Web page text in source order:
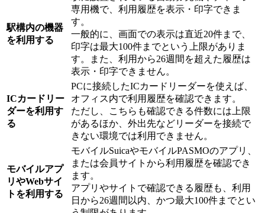
駅構内の機器
を利用する
専用機で、利用履歴を表示・印字できま
す。
一般的に、画面での表示は直近20件まで、
印字は最大100件までという上限がありま
す。また、利用から26週間を超えた履歴は
表示・印字できません。
ICカードリー
ダーを利用す
る
PCに接続したICカードリーダーを使えば、
オフィス内で利用履歴を確認できます。
ただし、こちらも確認できる件数には上限
があるほか、外出先などリーダーを接続で
きない環境では利用できません。
モバイルアプ
リやWebサイ
トを利用する
モバイルSuicaやモバイルPASMOのアプリ、
または会員サイトから利用履歴を確認でき
ます。
アプリやサイトで確認できる履歴も、利用
日から26週間以内、かつ最大100件までとい